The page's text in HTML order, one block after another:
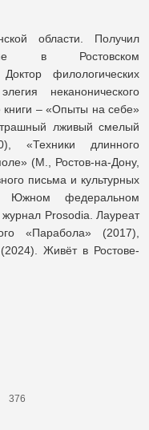
области. Получил
в Ростовском
Доктор филологических
неканонического
– «Опыты на себе»
лживый смелый
«Техники длинного
(М., Ростов-на-Дону,
письма и культурных
Южном федеральном
журнал Prosodia. Лауреат
«Парабола» (2017),
Живёт в Ростове-
376